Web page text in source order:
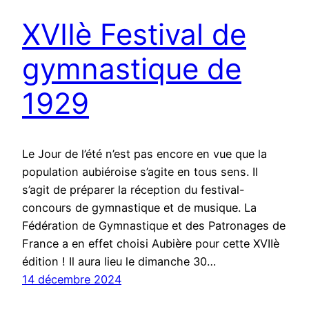
XVIIè Festival de
gymnastique de
1929
Le Jour de l’été n’est pas encore en vue que la
population aubiéroise s’agite en tous sens. Il
s’agit de préparer la réception du festival-
concours de gymnastique et de musique. La
Fédération de Gymnastique et des Patronages de
France a en effet choisi Aubière pour cette XVIIè
édition ! Il aura lieu le dimanche 30…
14 décembre 2024